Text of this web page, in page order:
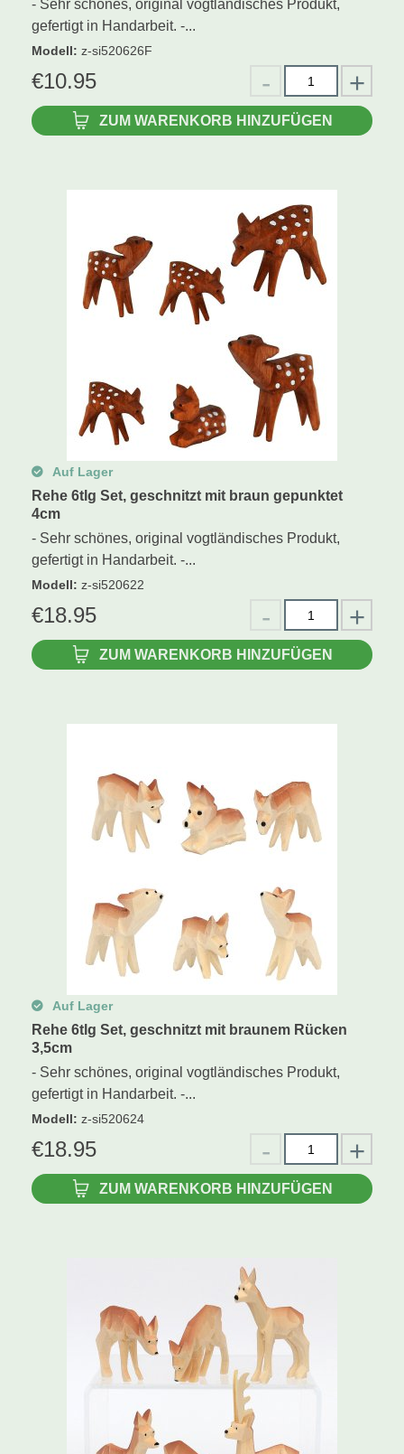
- Sehr schönes, original vogtländisches Produkt,
gefertigt in Handarbeit. -...
Modell: z-si520626F
€10.95
ZUM WARENKORB HINZUFÜGEN
Auf Lager
Rehe 6tlg Set, geschnitzt mit braun gepunktet
4cm
- Sehr schönes, original vogtländisches Produkt,
gefertigt in Handarbeit. -...
Modell: z-si520622
€18.95
ZUM WARENKORB HINZUFÜGEN
Auf Lager
Rehe 6tlg Set, geschnitzt mit braunem Rücken
3,5cm
- Sehr schönes, original vogtländisches Produkt,
gefertigt in Handarbeit. -...
Modell: z-si520624
€18.95
ZUM WARENKORB HINZUFÜGEN